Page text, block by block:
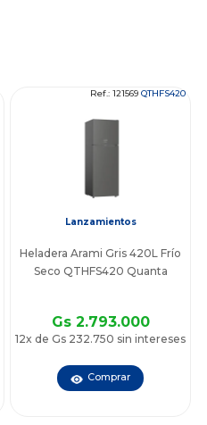
Ref.: 121569 QTHFS420
Lanzamientos
Heladera Arami Gris 420L Frío
Seco QTHFS420 Quanta
Gs 2.793.000
12x de Gs 232.750 sin intereses
Comprar